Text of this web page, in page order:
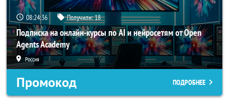
08:24:35 Получили:18
Подписка на онлайн-курсы по AI и нейросетям от Open
Agents Academy
Россия
Промокод ПОДРОБНЕЕ